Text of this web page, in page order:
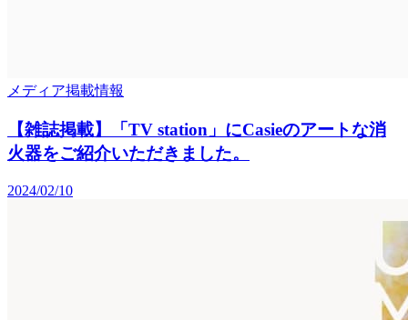
メディア掲載情報
【雑誌掲載】「TV station」にCasieのアートな消
火器をご紹介いただきました。
2024/02/10